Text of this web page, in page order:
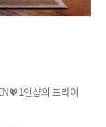
인샵의 프라이